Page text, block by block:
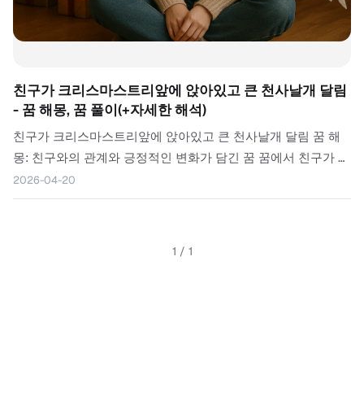
친구가 크리스마스트리앞에 앉아있고 큰 천사날개 달림
- 꿈 해몽, 꿈 풀이(+자세한 해석)
친구가 크리스마스트리앞에 앉아있고 큰 천사날개 달림 꿈 해
몽: 친구와의 관계와 긍정적인 변화가 담긴 꿈 꿈에서 친구가 크
리스마스트리 앞에 앉아 있고 큰 천사날개를 달고 있다는 이미
지는 관계의 중요성과 긍정적인 변화를 상징합니다. 크리스마
2026-04-20
1 / 1